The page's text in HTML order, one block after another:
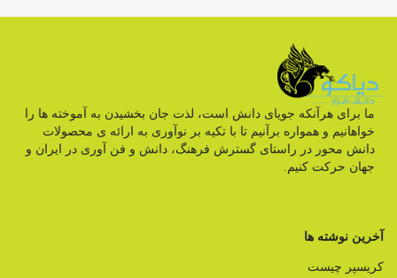
ما برای هرآنکه جویای دانش است، لذت جان بخشیدن به آموخته ها را
خواهانیم و همواره برآنیم تا با تکیه بر نوآوری به ارائه ی محصولات
دانش محور در راستای گسترش فرهنگ، دانش و فن آوری در ایران و
جهان حرکت کنیم.
آخرین نوشته ها
کریسپر چیست